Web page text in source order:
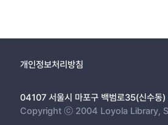
개인정보처리방침
04107 서울시 마포구 백범로35(신수동)
Copyright ⓒ 2004 Loyola Library,